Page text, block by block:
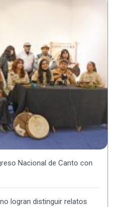
Nacional de Canto con
logran distinguir relatos